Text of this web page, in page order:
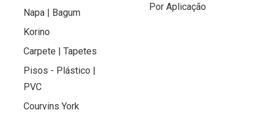
Napa | Bagum
Korino
Carpete | Tapetes
Pisos - Plástico |
PVC
Courvins York
Por Aplicação